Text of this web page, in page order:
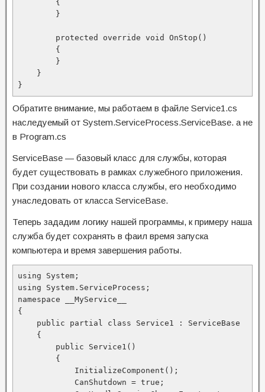
        {
        }
        protected override void OnStop()
        {
        }
    }
}
Обратите внимание, мы работаем в файле Service1.cs
наследуемый от System.ServiceProcess.ServiceBase. а не
в Program.cs
ServiceBase — базовый класс для службы, которая
будет существовать в рамках служебного приложения.
При создании нового класса службы, его необходимо
унаследовать от класса ServiceBase.
Теперь зададим логику нашей программы, к примеру наша
служба будет сохранять в фаил время запуска
компьютера и время завершения работы.
using System;
using System.ServiceProcess;
namespace __MyService__
{
    public partial class Service1 : ServiceBase
    {
        public Service1()
        {
            InitializeComponent();
            CanShutdown = true;